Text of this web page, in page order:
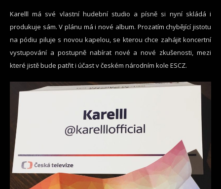
Karelll má své vlastní hudební studio a písně si nyní skládá i
produkuje sám. V plánu má i nové album. Prozatím chybějící jistotu
na pódiu piluje s novou kapelou, se kterou chce zahájit koncertní
vystupování a postupně nabírat nové a nové zkušenosti, mezi
které jistě bude patřit i účast v českém národním kole ESCZ.